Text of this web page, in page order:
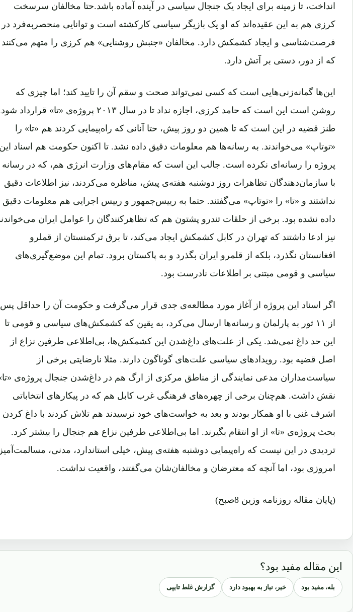
انداخت، تا زمینه برای ایجاد یک جنجال سیاسی در آینده آماده باشد.حتا مخالفان سرسخت
کرزی هم به این عقیده‌اند که او یک بازیگر سیاسی کارکشته است و توانایی منحصر‌به‌فرد در
فرصت‌شناسی و ایجاد کشمکش دارد. مخالفان «جنبش روشنایی» هم کرزی را متهم می‌کنند
که از دور،‌ دستی بر آتش دارد.
این‌ها گمانه‌زنی‌هایی است که کسی نمی‌تواند صحت و سقم آن را تایید کند؛ اما چیزی که
روشن است این است که حامد کرزی، اجازه نداد تا در سال ۲۰۱۳ پروژه‌ی «تا» قرارداد
طنز قضیه در این است که تا همین دو روز پیش، حتا آنانی که راه‌پیمایی کردند هم «تا» را
«توتاپ» می‌خواندند. به رسانه‌ها هم معلومات دقیق داده نشد. تا اکنون حکومت هم اسناد این
پروژه را رسانه‌ای نکرده است. جالب این است که مقام‌های وزارت انرژی هم، که در رسانه‌
با سازمان‌دهند‌گان تظاهرات روز دوشنبه هفته‌‌ی پیش، مناظره می‌کردند، نیز اطلاعات دقیق
نداشتند و «تا» را «توتاپ» می‌گفتند. حتما به رییس‌جمهور و رییس اجرایی هم معلومات دقیق
داده نشده بود. برخی از حلقات تندرو پشتون هم که تظاهرکنند‌گان را عوامل ایران
نیز ادعا داشتند که تهران در کابل کشمکش ایجاد می‌کند، تا برق ترکمنستان از قملرو
افغانستان نگذرد، بلکه از قلمرو ایران بگذرد و به پاکستان برود. تمام این موضع‌گیری‌های
سیاسی و قومی ‌مبتنی بر اطلاعات نادرست بود.
اگر اسناد این پروژه از آغاز مورد مطالعه‌ی جدی قرار می‌گرفت و حکومت آن را حداقل پس
از ۱۱ ثور به پارلمان و رسانه‌ها ارسال می‌کرد، به یقین که کشمکش‌های سیاسی و قومی تا
این حد داغ نمی‌شد. یکی از علت‌های داغ‌شدن این کشمکش‌ها، بی‌اطلاعی طرفین نزاع از
اصل قضیه بود. رویداد‌های سیاسی علت‌های گوناگون دارند. مثلا نارضایتی برخی از
سیاست‌مداران مدعی نمایند‌گی از مناطق مرکزی از ارگ هم در داغ‌شدن جنجال پروژه‌ی
نقش داشت. هم‌چنان برخی از چهره‌های فرهنگی غرب کابل هم که در پیکارهای انتخاباتی
اشرف غنی با او همکار بودند و بعد به خواست‌های خود نرسیدند هم تلاش کردند با داغ کردن
بحث پروژه‌ی «تا» از او انتقام بگیرند. اما بی‌اطلاعی طرفین نزاع هم جنجال را بیشتر کرد.
تردیدی در این نیست که راه‌پیمایی دوشنبه هفته‌ی پیش، خیلی استاندارد، مدنی،
امروزی بود، اما آنچه که معترضان و مخالفان‌شان می‌گفتند، واقعیت نداشت.
(پایان مقاله روزنامه وزین 8صبح)
این مقاله مفید بود؟
بله، مفید بود خیر، نیاز به بهبود دارد گزارش غلط تایپی